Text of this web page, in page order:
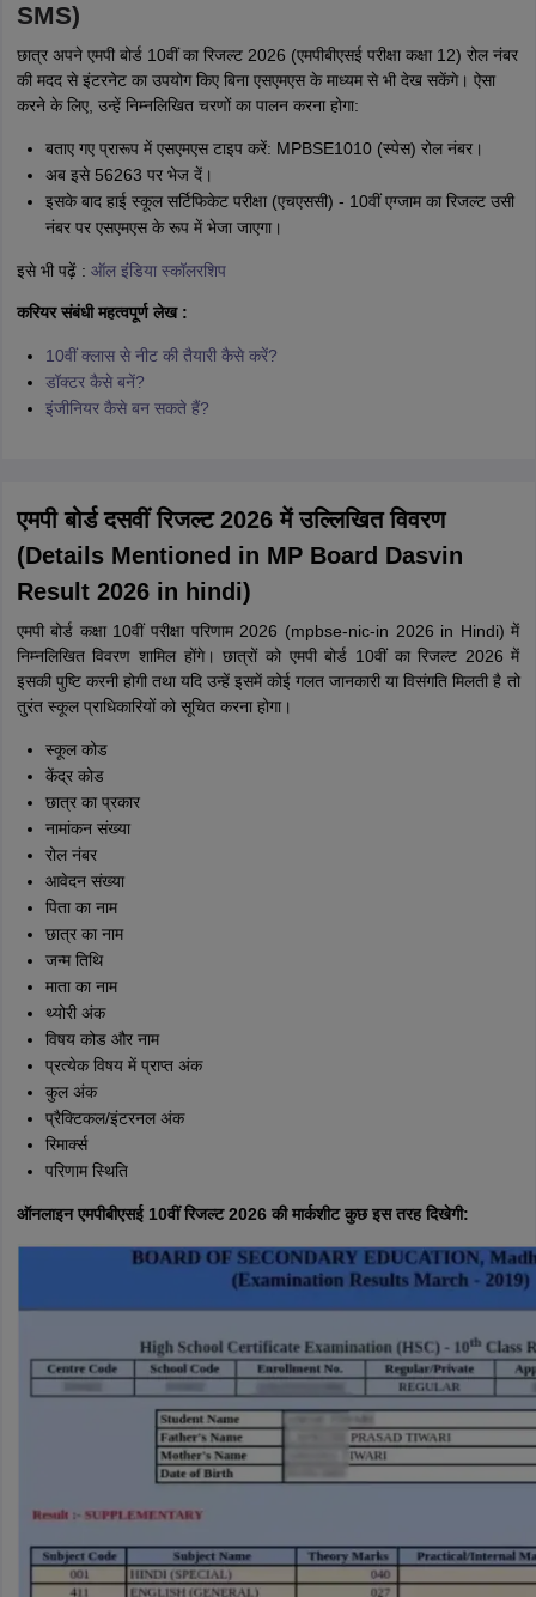
SMS)
छात्र अपने एमपी बोर्ड 10वीं का रिजल्ट 2026 (एमपीबीएसई परीक्षा कक्षा 12) रोल नंबर
की मदद से इंटरनेट का उपयोग किए बिना एसएमएस के माध्यम से भी देख सकेंगे। ऐसा
करने के लिए, उन्हें निम्नलिखित चरणों का पालन करना होगा:
बताए गए प्रारूप में एसएमएस टाइप करें: MPBSE1010 (स्पेस) रोल नंबर।
अब इसे 56263 पर भेज दें।
इसके बाद हाई स्कूल सर्टिफिकेट परीक्षा (एचएससी) - 10वीं एग्जाम का रिजल्ट उसी
नंबर पर एसएमएस के रूप में भेजा जाएगा।
इसे भी पढ़ें : ऑल इंंडिया स्कॉलरशिप
करियर संबंधी महत्वपूर्ण लेख :
10वीं क्लास से नीट की तैयारी कैसे करें?
डॉक्टर कैसे बनें?
इंजीनियर कैसे बन सकते हैं?
एमपी बोर्ड दसवीं रिजल्ट 2026 में उल्लिखित विवरण
(Details Mentioned in MP Board Dasvin
Result 2026 in hindi)
एमपी बोर्ड कक्षा 10वीं परीक्षा परिणाम 2026 (mpbse-nic-in 2026 in Hindi) में
निम्नलिखित विवरण शामिल होंगे। छात्रों को एमपी बोर्ड 10वीं का रिजल्ट 2026 में
इसकी पुष्टि करनी होगी तथा यदि उन्हें इसमें कोई गलत जानकारी या विसंगति मिलती है तो
तुरंत स्कूल प्राधिकारियों को सूचित करना होगा।
स्कूल कोड
केंद्र कोड
छात्र का प्रकार
नामांकन संख्या
रोल नंबर
आवेदन संख्या
पिता का नाम
छात्र का नाम
जन्म तिथि
माता का नाम
थ्योरी अंक
विषय कोड और नाम
प्रत्येक विषय में प्राप्त अंक
कुल अंक
प्रैक्टिकल/इंटरनल अंक
रिमार्क्स
परिणाम स्थिति
ऑनलाइन एमपीबीएसई 10वीं रिजल्ट 2026 की मार्कशीट कुछ इस तरह दिखेगी: